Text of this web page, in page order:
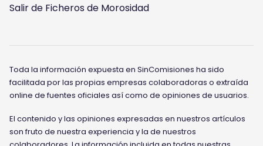
Salir de Ficheros de Morosidad
Toda la información expuesta en SinComisiones ha sido
facilitada por las propias empresas colaboradoras o extraída
online de fuentes oficiales así como de opiniones de usuarios.
El contenido y las opiniones expresadas en nuestros artículos
son fruto de nuestra experiencia y la de nuestros